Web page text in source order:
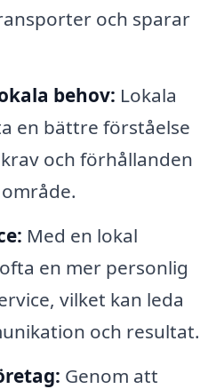
och sparar
behov: Lokala
en bättre förståelse
och förhållanden
Med en lokal
en mer personlig
vilket kan leda
och resultat.
Genom att